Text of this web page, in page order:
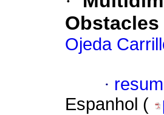
Ojeda
·
Espanhol (